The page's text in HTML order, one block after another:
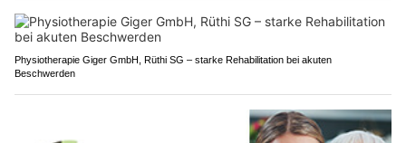
Physiotherapie Giger GmbH, Rüthi SG – starke Rehabilitation bei akuten
Beschwerden